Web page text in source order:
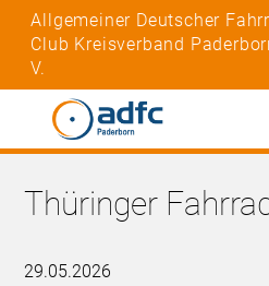
Allgemeiner Deutscher
Club Kreisverband
V.
Thüringer
29.05.2026